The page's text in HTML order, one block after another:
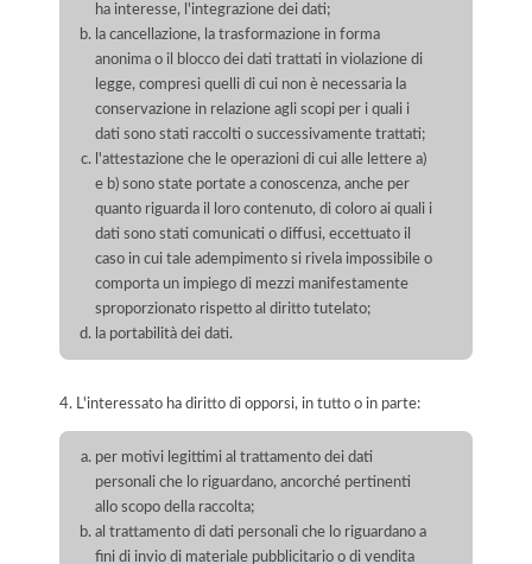
ha interesse, l'integrazione dei dati;
la cancellazione, la trasformazione in forma
anonima o il blocco dei dati trattati in violazione di
legge, compresi quelli di cui non è necessaria la
conservazione in relazione agli scopi per i quali i
dati sono stati raccolti o successivamente trattati;
l'attestazione che le operazioni di cui alle lettere a)
e b) sono state portate a conoscenza, anche per
quanto riguarda il loro contenuto, di coloro ai quali i
dati sono stati comunicati o diffusi, eccettuato il
caso in cui tale adempimento si rivela impossibile o
comporta un impiego di mezzi manifestamente
sproporzionato rispetto al diritto tutelato;
la portabilità dei dati.
4. L'interessato ha diritto di opporsi, in tutto o in parte:
per motivi legittimi al trattamento dei dati
personali che lo riguardano, ancorché pertinenti
allo scopo della raccolta;
al trattamento di dati personali che lo riguardano a
fini di invio di materiale pubblicitario o di vendita